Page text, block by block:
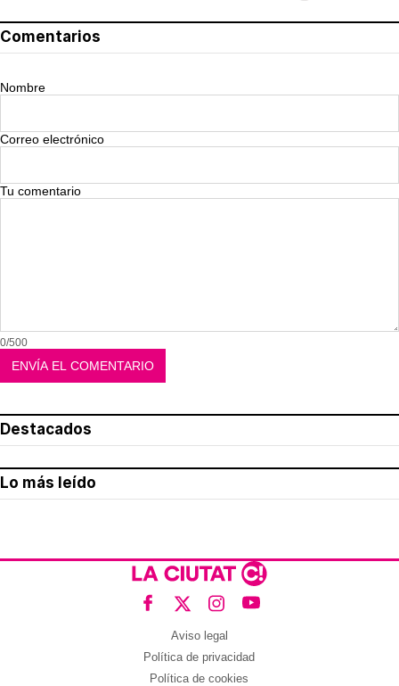
Comentarios
Nombre
Correo electrónico
Tu comentario
0/500
Destacados
Lo más leído
Aviso legal
Política de privacidad
Política de cookies